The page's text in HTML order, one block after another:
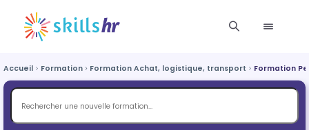
Accueil Formation Formation Achat, logistique, transport Formation